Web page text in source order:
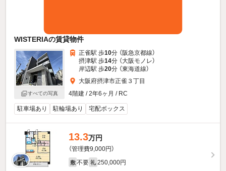
WISTERIAの賃貸物件
すべての写真
正雀駅 歩10分 （阪急京都線）
摂津駅 歩14分 （大阪モノレ）
岸辺駅 歩20分 （東海道線）
大阪府摂津市正雀３丁目
4階建 / 2年6ヶ月 / RC
駐車場あり 駐輪場あり 宅配ボックス
13.3万円
（管理費9,000円）
敷 不要 礼 250,000円